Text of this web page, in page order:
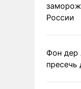
России
Фон дер